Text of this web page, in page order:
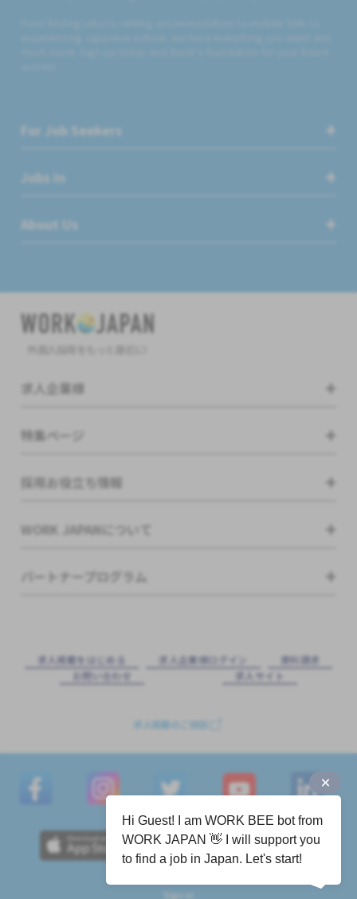
For Job Seekers
Jobs in
About Us
求人企業様
特集ページ
採用お役立ち情報
WORK JAPANについて
パートナープログラム
求⼈掲載をはじめる 求⼈企業様ログイン
資料請求
お問い合わせ
求⼈サイト
求人掲載のご相談
Sign in
Hi Guest! I am WORK BEE bot from
WORK JAPAN 👋 I will support you
to find a job in Japan. Let's start!